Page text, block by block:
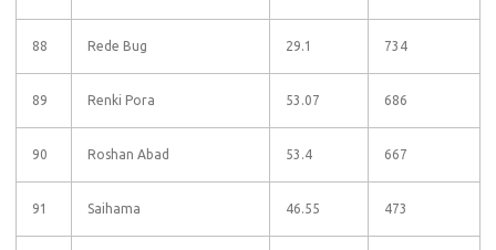
88 Rede Bug 29.1 734
89 Renki Pora 53.07 686
90 Roshan Abad 53.4 667
91 Saihama 46.55 473